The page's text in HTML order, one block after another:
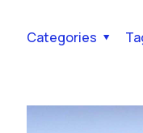
Categories